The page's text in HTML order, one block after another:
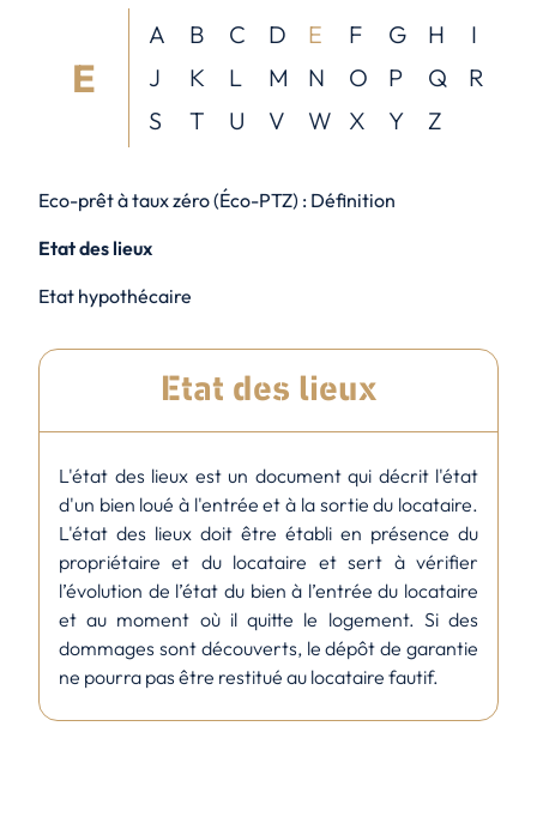
E
A B C D E F G H
I
J
K L M N O P Q
R
S
T U V W X Y Z
Eco-prêt à taux zéro (Éco-PTZ) : Définition
Etat des lieux
Etat hypothécaire
Etat des lieux
L'état des lieux est un document qui décrit l'état
d'un bien loué à l'entrée et à la sortie du locataire.
L'état des lieux doit être établi en présence du
propriétaire et du locataire et sert à vérifier
l’évolution de l’état du bien à l’entrée du locataire
et au moment où il quitte le logement. Si des
dommages sont découverts, le dépôt de garantie
ne pourra pas être restitué au locataire fautif.